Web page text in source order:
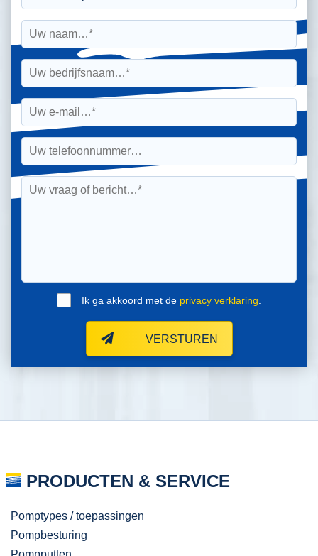
Ik ga akkoord met de privacy verklaring
VERSTUREN
PRODUCTEN & SERVICE
Pomptypes / toepassingen
Pompbesturing